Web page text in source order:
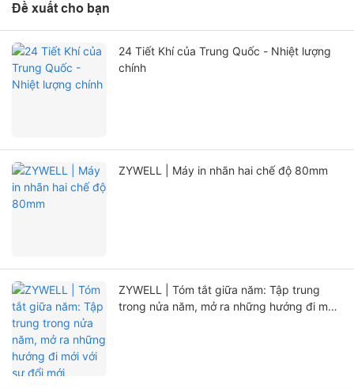
Đề xuất cho bạn
24 Tiết Khí của Trung Quốc - Nhiệt lượng
chính
ZYWELL | Máy in nhãn hai chế độ 80mm
ZYWELL | Tóm tắt giữa năm: Tập trung
trong nửa năm, mở ra những hướng đi mới